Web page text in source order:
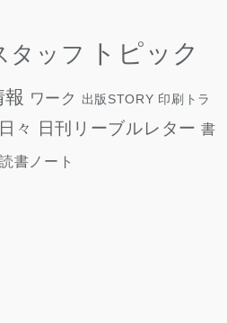
タッフ
トピック
ワーク 出版STORY 印刷トラ
日々 日刊リーブルレター 書
読書ノート